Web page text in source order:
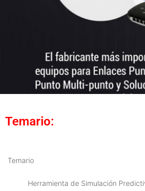
Temario:
Temario
Herramienta de Simulación